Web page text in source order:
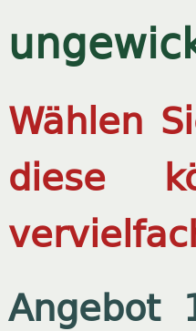
Wählen
diese